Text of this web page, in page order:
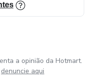
a opinião da Hotmart.
denuncie aqui